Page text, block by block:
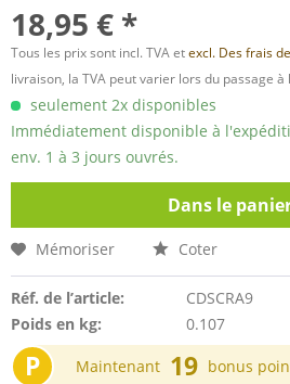
18,95 € *
Tous les prix sont incl. TVA etexcl. Des frais
livraison, la TVA peut varier lors du passage à
seulement 2x disponibles
Immédiatement disponible à
env. 1 à 3 jours ouvrés.
Dans le
Mémoriser Coter
Réf. de l’article:
CDSCRA9
Poids en kg:
0.107
P Maintenant 19 bonus